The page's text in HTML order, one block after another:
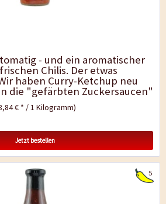
- und ein aromatischer
Chilis. Der etwas
haben Curry-Ketchup neu
die "gefärbten Zuckersaucen"
uns nicht. Das...
€ * / 1 Kilogramm)
Jetzt bestellen
5